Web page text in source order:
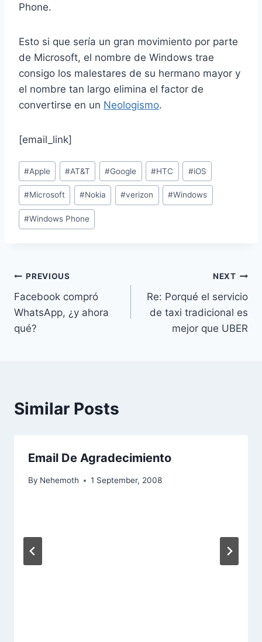
Phone.
Esto si que sería un gran movimiento por parte
de Microsoft, el nombre de Windows trae
consigo los malestares de su hermano mayor y
el nombre tan largo elimina el factor de
convertirse en un Neologismo.
[email_link]
Post
Tags:
#Apple #AT&T #Google #HTC #iOS
#Microsoft #Nokia #verizon #Windows
#Windows Phone
Post
navigation
PREVIOUS
Facebook compró
WhatsApp, ¿y ahora
qué?
NEXT
Re: Porqué el servicio
de taxi tradicional es
mejor que UBER
Similar Posts
Email De Agradecimiento
By Nehemoth 1 September, 2008